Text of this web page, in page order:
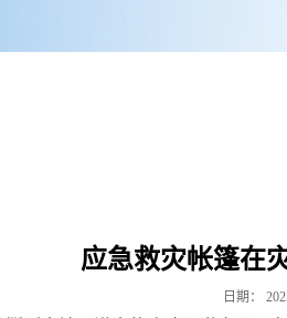
应急救灾帐篷在
日期：